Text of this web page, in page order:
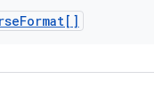
Format[]